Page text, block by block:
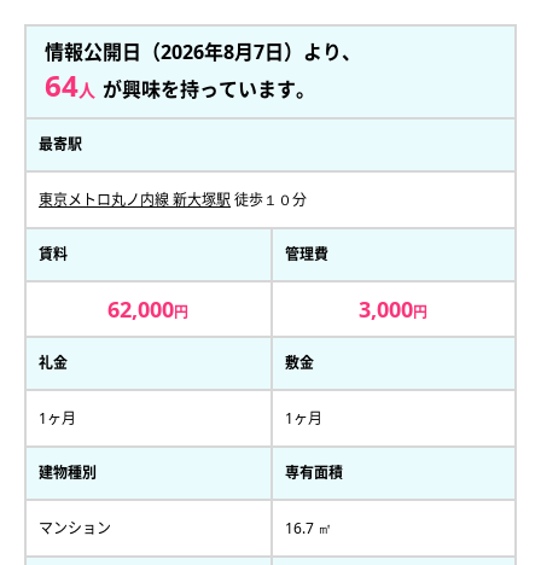
情報公開日（2026年8月7日）より、
64人 が興味を持っています。
最寄駅
東京メトロ丸ノ内線 新大塚駅 徒歩１０分
賃料
62,000円
管理費
3,000円
礼金
1ヶ月
敷金
1ヶ月
建物種別
マンション
専有面積
16.7 ㎡